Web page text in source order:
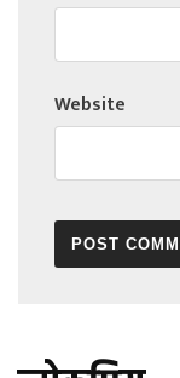
Website